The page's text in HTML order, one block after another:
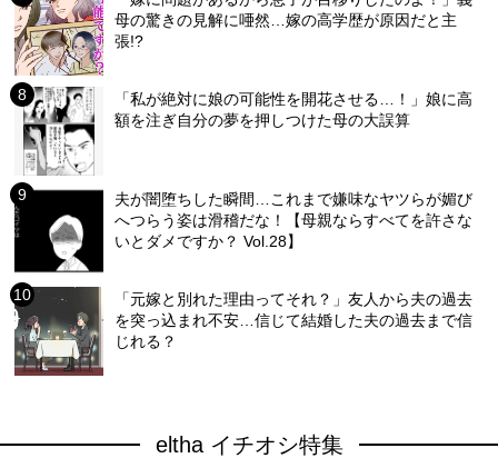
母の驚きの見解に唖然…嫁の高学歴が原因だと主
張!?
「私が絶対に娘の可能性を開花させる…！」娘に高
額を注ぎ自分の夢を押しつけた母の大誤算
夫が闇堕ちした瞬間…これまで嫌味なヤツらが媚び
へつらう姿は滑稽だな！【母親ならすべてを許さな
いとダメですか？ Vol.28】
「元嫁と別れた理由ってそれ？」友人から夫の過去
を突っ込まれ不安…信じて結婚した夫の過去まで信
じれる？
eltha イチオシ特集